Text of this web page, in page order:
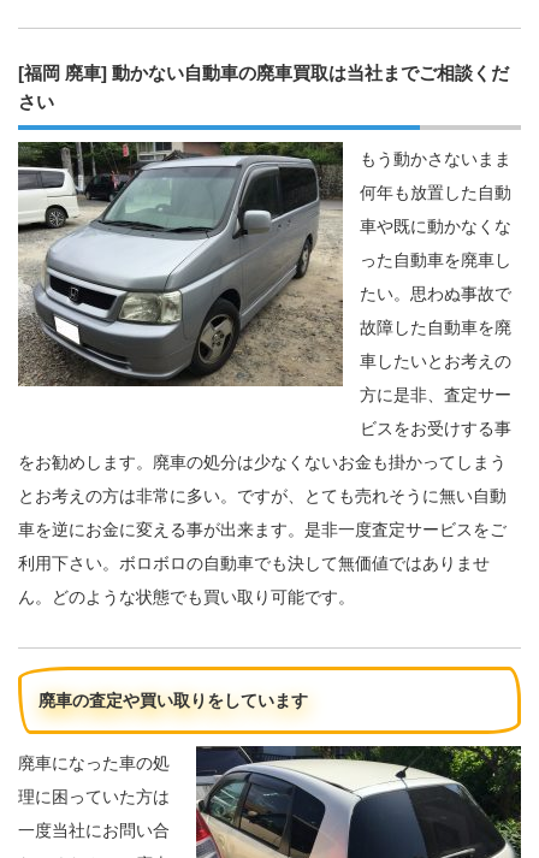
[福岡 廃車] 動かない自動車の廃車買取は当社までご相談くだ
さい
もう動かさないまま
何年も放置した自動
車や既に動かなくな
った自動車を廃車し
たい。思わぬ事故で
故障した自動車を廃
車したいとお考えの
方に是非、査定サー
ビスをお受けする事
をお勧めします。廃車の処分は少なくないお金も掛かってしまう
とお考えの方は非常に多い。ですが、とても売れそうに無い自動
車を逆にお金に変える事が出来ます。是非一度査定サービスをご
利用下さい。ボロボロの自動車でも決して無価値ではありませ
ん。どのような状態でも買い取り可能です。
廃車の査定や買い取りをしています
廃車になった車の処
理に困っていた方は
一度当社にお問い合